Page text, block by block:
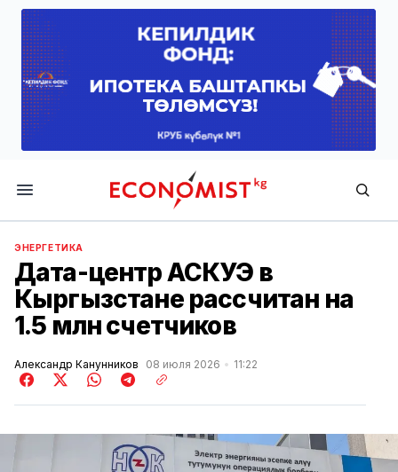
Economist.kg
ЭНЕРГЕТИКА
Дата-центр АСКУЭ в
Кыргызстане рассчитан на
1.5 млн счетчиков
Александр Канунников 08 июля 2026 11:22